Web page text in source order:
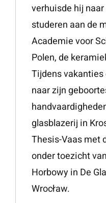
verhuisde hij
studeren aan de
Academie voor
Polen, de
Tijdens
naar zijn
glasblazerij in
Thesis-Vaas met
onder toezicht
Horbowy in De
Wrocław.